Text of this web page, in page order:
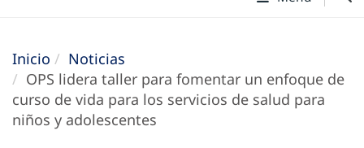
Inicio
Noticias
OPS lidera taller para fomentar un enfoque de
curso de vida para los servicios de salud para
niños y adolescentes